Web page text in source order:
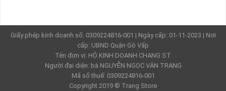
Giấy phép kinh doanh số: 0309224816-001 | Ngày cấp: 01-11-2023 | Nơi
cấp: UBND Quận Gò Vấp
Tên đơn vị: HỘ KINH DOANH CHANG ST
Người đại diện: bà NGUYỄN NGỌC VÂN TRANG
Mã số thuế: 0309224816-001
Copyright 2019 © Trang Store